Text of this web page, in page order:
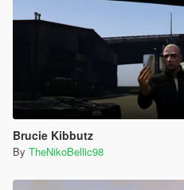
Brucie Kibbutz
By TheNikoBellic98